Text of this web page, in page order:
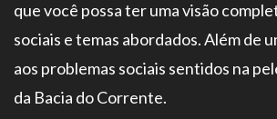
que você possa ter uma visão
sociais e temas abordados. Além de
aos problemas sociais sentidos na
da Bacia do Corrente.